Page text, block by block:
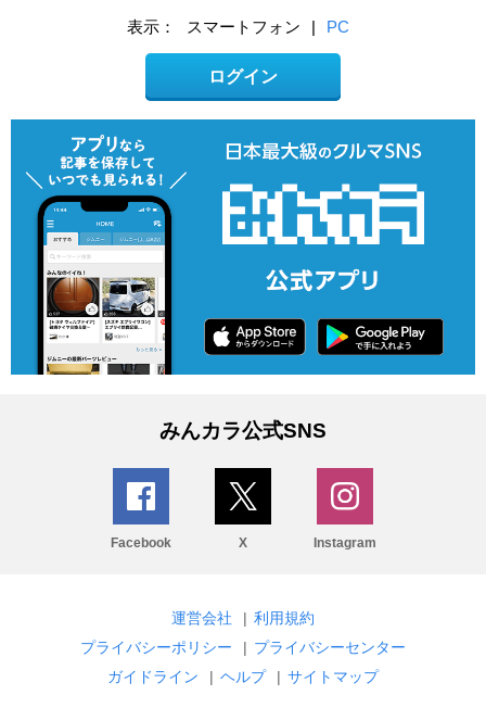
表示： スマートフォン PC
ログイン
みんカラ公式SNS
Facebook X Instagram
運営会社 | 利用規約
プライバシーポリシー
| プライバシーセンター
ガイドライン
| ヘルプ | サイトマップ